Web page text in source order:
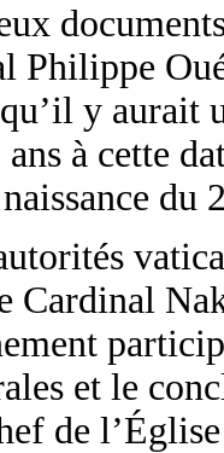
Philippe
y aurait
à cette
Cardinal
et le
de